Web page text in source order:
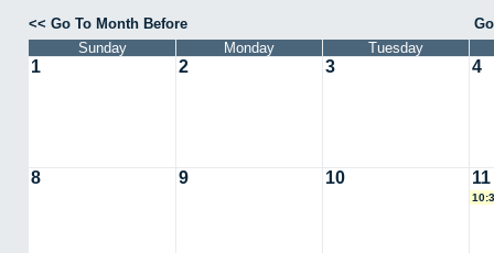
<< Go To Month Before
Sunday
Monday Tuesday
1 2 3 4
8 9 10 11